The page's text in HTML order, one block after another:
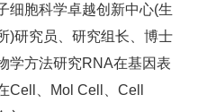
胞科学卓越创新中心(生
)研究员、研究组长、博士
学方法研究RNA在基因表
Cell、Mol Cell、Cell